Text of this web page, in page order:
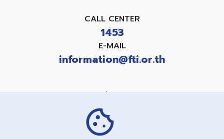
CALL CENTER
1453
E-MAIL
information@fti.or.th
PRIVACY NOTICE